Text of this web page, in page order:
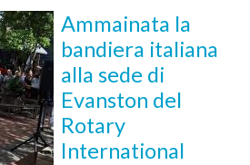
Ammainata la
bandiera italiana
alla sede di
Evanston del
Rotary
International